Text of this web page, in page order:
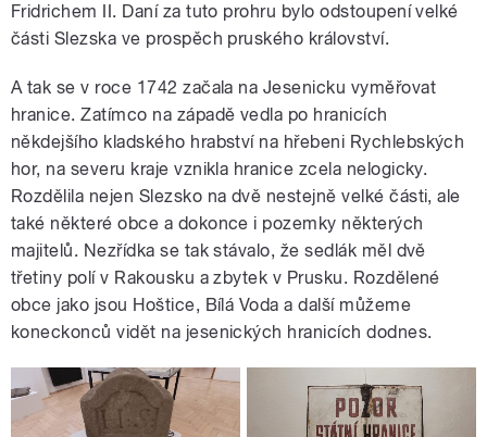
Fridrichem II. Daní za tuto prohru bylo odstoupení velké
části Slezska ve prospěch pruského království.
A tak se v roce 1742 začala na Jesenicku vyměřovat
hranice. Zatímco na západě vedla po hranicích
někdejšího kladského hrabství na hřebeni Rychlebských
hor, na severu kraje vznikla hranice zcela nelogicky.
Rozdělila nejen Slezsko na dvě nestejně velké části, ale
také některé obce a dokonce i pozemky některých
majitelů. Nezřídka se tak stávalo, že sedlák měl dvě
třetiny polí v Rakousku a zbytek v Prusku. Rozdělené
obce jako jsou Hoštice, Bílá Voda a další můžeme
koneckonců vidět na jesenických hranicích dodnes.